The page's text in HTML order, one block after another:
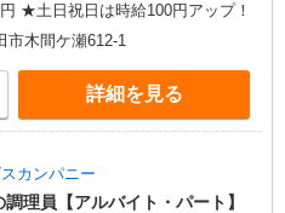
時給1,140円 ★土日祝日は時給100円アップ！
市木間ケ瀬612-1
詳細を見る
カンパニー
理員【アルバイト・パート】